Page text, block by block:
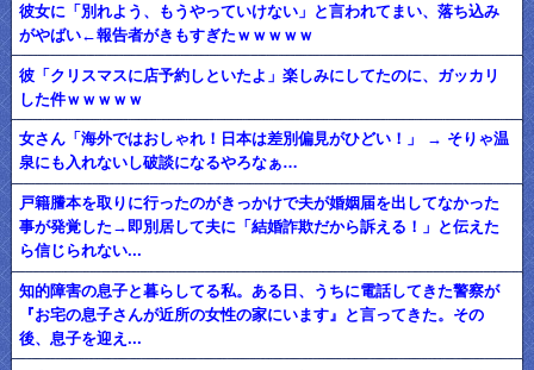
彼女に「別れよう、もうやっていけない」と言われてまい、落ち込み
がやばい←報告者がきもすぎたｗｗｗｗｗ
彼「クリスマスに店予約しといたよ」楽しみにしてたのに、ガッカリ
した件ｗｗｗｗｗ
女さん「海外ではおしゃれ！日本は差別偏見がひどい！」 → そりゃ温
泉にも入れないし破談になるやろなぁ…
戸籍謄本を取りに行ったのがきっかけで夫が婚姻届を出してなかった
事が発覚した→即別居して夫に「結婚詐欺だから訴える！」と伝えた
ら信じられない...
知的障害の息子と暮らしてる私。ある日、うちに電話してきた警察が
『お宅の息子さんが近所の女性の家にいます』と言ってきた。その
後、息子を迎え...